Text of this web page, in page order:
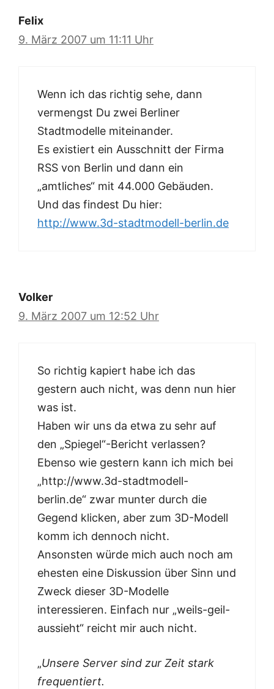
Felix
9. März 2007 um 11:11 Uhr
Wenn ich das richtig sehe, dann
vermengst Du zwei Berliner
Stadtmodelle miteinander.
Es existiert ein Ausschnitt der Firma
RSS von Berlin und dann ein
„amtliches“ mit 44.000 Gebäuden.
Und das findest Du hier:
http://www.3d-stadtmodell-berlin.de
Volker
9. März 2007 um 12:52 Uhr
So richtig kapiert habe ich das
gestern auch nicht, was denn nun hier
was ist.
Haben wir uns da etwa zu sehr auf
den „Spiegel“-Bericht verlassen?
Ebenso wie gestern kann ich mich bei
„http://www.3d-stadtmodell-
berlin.de“ zwar munter durch die
Gegend klicken, aber zum 3D-Modell
komm ich dennoch nicht.
Ansonsten würde mich auch noch am
ehesten eine Diskussion über Sinn und
Zweck dieser 3D-Modelle
interessieren. Einfach nur „weils-geil-
aussieht“ reicht mir auch nicht.
„Unsere Server sind zur Zeit stark
frequentiert.